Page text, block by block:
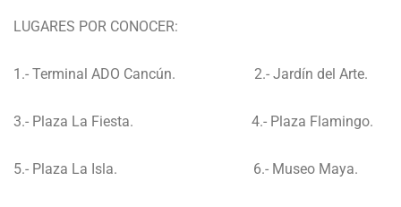
LUGARES POR CONOCER:
1.- Terminal ADO Cancún. 2.- Jardín del Arte.
3.- Plaza La Fiesta. 4.- Plaza Flamingo.
5.- Plaza La Isla. 6.- Museo Maya.